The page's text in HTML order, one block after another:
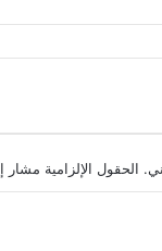
الحقول الإلزامية مشار